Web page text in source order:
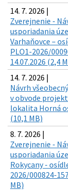
14. 7. 2026 |
Zverejnenie -
usporiadania
Varhaňovce –
PLO1-2026/
14.07.2026 (2,4
14. 7. 2026 |
Návrh
v obvode
lokalita Horná
(10,1 MB)
8. 7. 2026 |
Zverejnenie -
usporiadania
Rokycany -
2026/000824-
MB)